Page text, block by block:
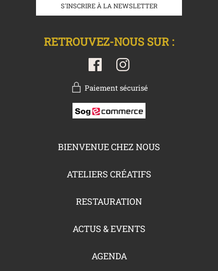
S'INSCRIRE À LA NEWSLETTER
RETROUVEZ-NOUS SUR :
Paiement sécurisé
BIENVENUE CHEZ NOUS
ATELIERS CRÉATIFS
RESTAURATION
ACTUS & EVENTS
AGENDA